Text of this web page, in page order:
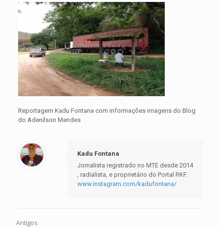
Reportagem Kadu Fontana com informações imagens do Blog
do Adenílson Mendes
Kadu Fontana
Jornalista registrado no MTE desde 2014
, radialista, e proprietário do Portal RKF.
www.instagram.com/kadufontana/
Antigos